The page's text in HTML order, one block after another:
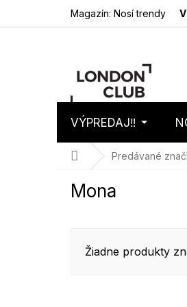
Magazín: Nosí trendy
VÝPREDAJ‼️
DomovPredávané
Mona
Žiadne produkty